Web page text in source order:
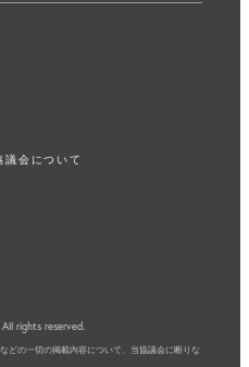
議会について
rights reserved.
どの一切の掲載内容について、
当協議会に断りな